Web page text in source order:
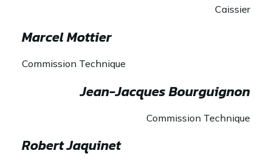
Caissier
Marcel Mottier
Commission Technique
Jean-Jacques Bourguignon
Commission Technique
Robert Jaquinet